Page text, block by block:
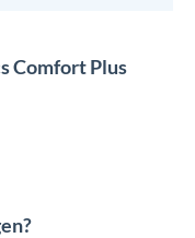
Comfort Plus